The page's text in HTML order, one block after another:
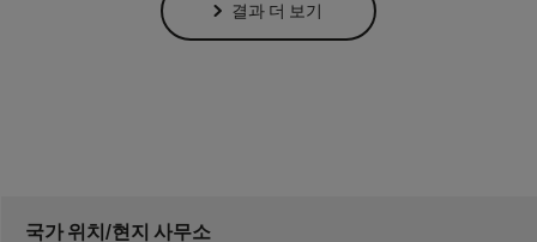
결과 더 보기
국가 위치/현지 사무소